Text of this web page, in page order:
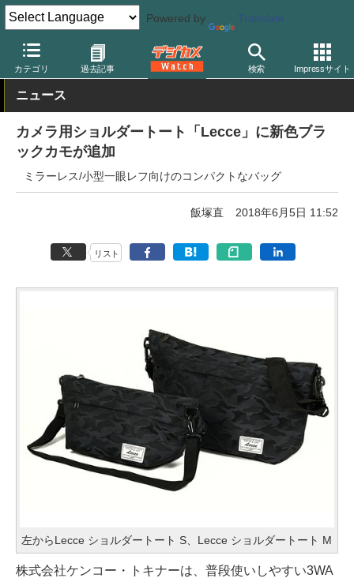
Powered by Translate
カテゴリ 過去記事 検索 Impressサイト
デジカメ Watch レンズ レンズフィルター ケンコー
ニュース
カメラ用ショルダートート「Lecce」に新色ブラ
ックカモが追加
ミラーレス/小型一眼レフ向けのコンパクトなバッグ
飯塚直 2018年6月5日 11:52
リスト
左からLecce ショルダートート S、Lecce ショルダートート M
株式会社ケンコー・トキナーは、普段使いしやすい3WA